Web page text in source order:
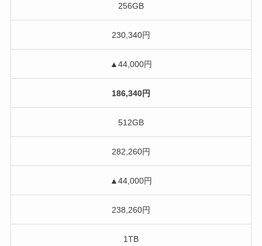
256GB
230,340円
▲44,000円
186,340円
512GB
282,260円
▲44,000円
238,260円
1TB